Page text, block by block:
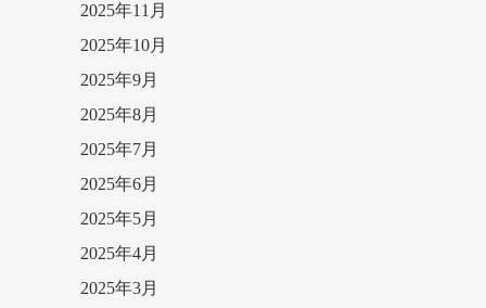
2025年11月
2025年10月
2025年9月
2025年8月
2025年7月
2025年6月
2025年5月
2025年4月
2025年3月